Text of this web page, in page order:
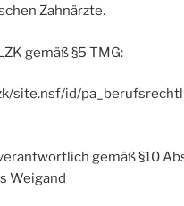
Zahnärzte.
gemäß §5 TMG:
site.nsf/id/
gemäß §10
Weigand